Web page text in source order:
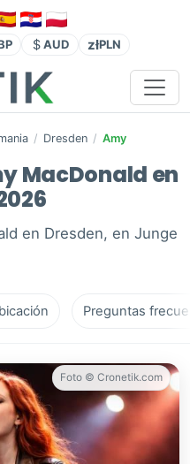
AUD złPLN
/ Dresden / Amy
MacDonald en
en Dresden, en Junge
Preguntas
Foto © Cronetik.com